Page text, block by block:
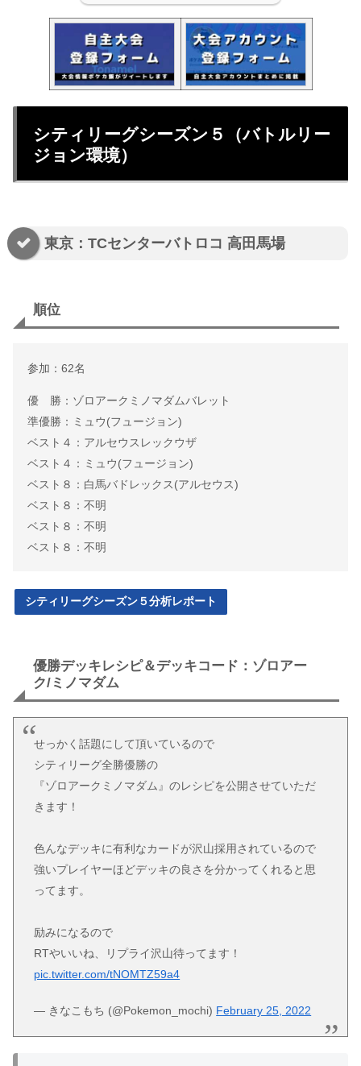
シティリーグシーズン５（バトルリー
ジョン環境）
東京：TCセンターバトロコ 高田馬場
順位
参加：62名
優 勝：ゾロアークミノマダムバレット
準優勝：ミュウ(フュージョン)
ベスト４：アルセウスレックウザ
ベスト４：ミュウ(フュージョン)
ベスト８：白馬バドレックス(アルセウス)
ベスト８：不明
ベスト８：不明
ベスト８：不明
シティリーグシーズン５分析レポート
優勝デッキレシピ＆デッキコード：ゾロアー
ク/ミノマダム
せっかく話題にして頂いているので
シティリーグ全勝優勝の
『ゾロアークミノマダム』のレシピを公開させていただ
きます！
色んなデッキに有利なカードが沢山採用されているので
強いプレイヤーほどデッキの良さを分かってくれると思
ってます。
励みになるので
RTやいいね、リプライ沢山待ってます！
pic.twitter.com/tNOMTZ59a4
— きなこもち (@Pokemon_mochi) February 25, 2022